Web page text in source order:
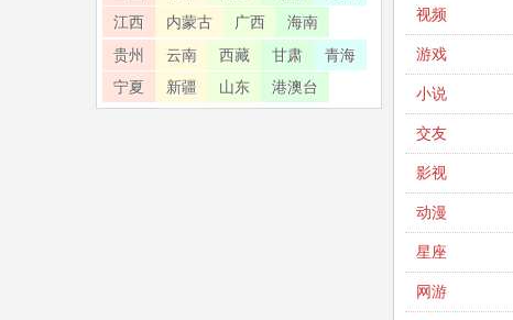
视频
游戏
小说
交友
影视
动漫
星座
网游
江西
内蒙古 广西
海南
贵州
云南 西藏 甘肃
青海
宁夏
新疆 山东 港澳台